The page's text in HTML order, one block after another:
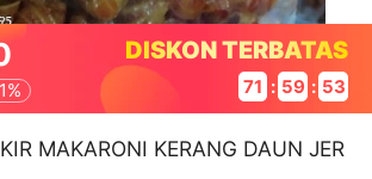
1%
DISKON TERBATAS
71 : 59 : 53
MAKARONI KERANG DAUN JER